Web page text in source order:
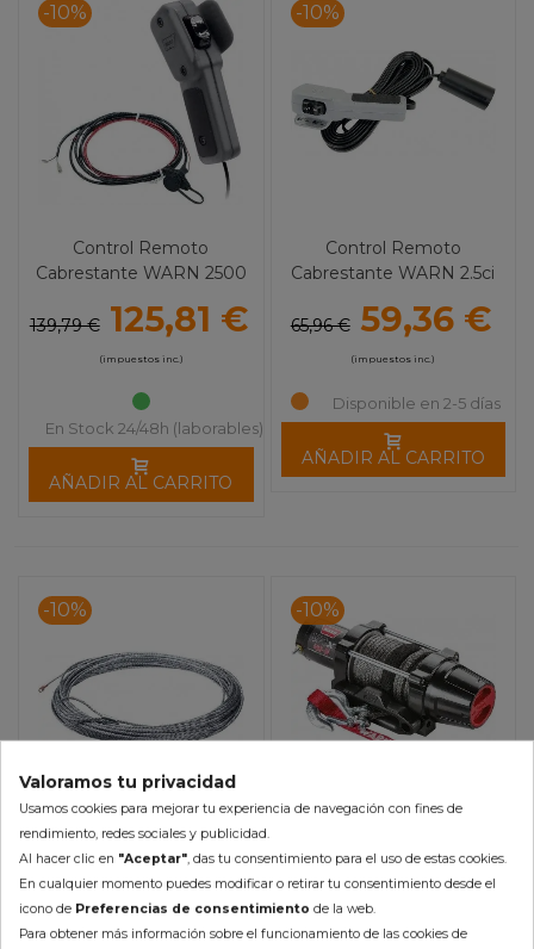
-10%
Control Remoto
Cabrestante WARN 2500
139,79 € 125,81 €
(impuestos inc.)
En Stock 24/48h (laborables)
AÑADIR AL CARRITO
-10%
Control Remoto
Cabrestante WARN 2.5ci
65,96 € 59,36 €
(impuestos inc.)
Disponible en 2-5 días
AÑADIR AL CARRITO
-10%
Cable Acero Cabrestante
WARN VRX 35
161,51 €
-10%
45-S Cable Sintético
(2041kg)
843,81 €
759,43 €
Valoramos tu privacidad
Usamos cookies para mejorar tu experiencia de navegación con fines de
rendimiento, redes sociales y publicidad.
Al hacer clic en "Aceptar", das tu consentimiento para el uso de estas cookies.
En cualquier momento puedes modificar o retirar tu consentimiento desde el
icono de Preferencias de consentimiento de la web.
Para obtener más información sobre el funcionamiento de las cookies de